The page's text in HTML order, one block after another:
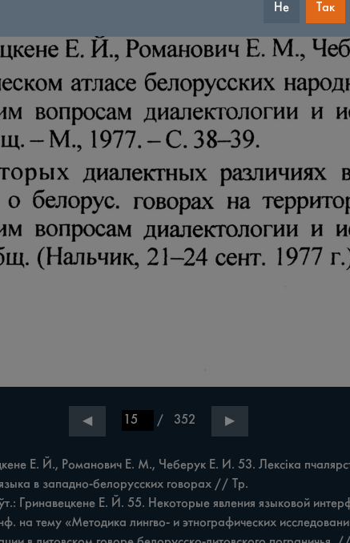
◀ / 352 ▶
Е. Й., Романович Е. М., Чеберук Е. И. 53. Лексіка
в западно-белорусских говорах // Тр.
на тему «Методика лингво- и этнографических
Не Так